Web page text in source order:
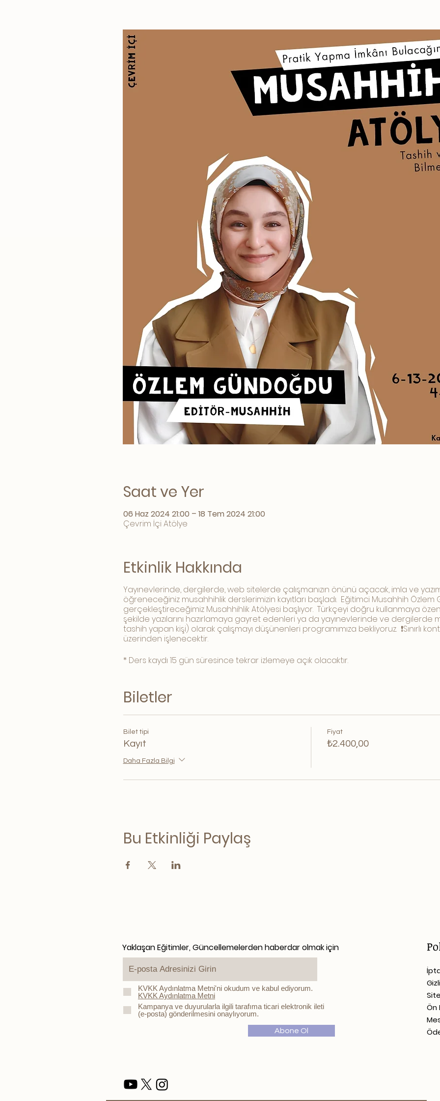
Saat ve Yer
06 Haz 2024 21:00 – 18 Tem 2024 21:00
Çevrim İçi Atölye
Etkinlik Hakkında
Yayınevlerinde, dergilerde, web sitelerde çalışmanızın önünü açacak, imla ve
öğreneceğiniz musahhihlik derslerimizin kayıtları başladı. Eğitimci Musahhih
gerçekleştireceğimiz Musahhihlik Atölyesi başlıyor. Türkçeyi doğru kullanmaya
şekilde yazılarını hazırlamaya gayret edenleri ya da yayınevlerinde ve dergilerde
tashih yapan kişi) olarak çalışmayı düşünenleri programımıza bekliyoruz. ❗Sınırlı
üzerinden işlenecektir.
* Ders kaydı 15 gün süresince tekrar izlemeye açık olacaktır.
Biletler
Bilet tipi
Kayıt
Daha Fazla Bilgi
Fiyat
₺2.400,00
Bu Etkinliği Paylaş
Yaklaşan Eğitimler, Güncellemelerden haberdar olmak için
KVKK Aydınlatma Metni'ni okudum ve kabul ediyorum.
KVKK Aydınlatma Metni
Kampanya ve duyurularla ilgili tarafıma ticari elektronik ileti
(e-posta) gönderilmesini onaylıyorum.
Abone Ol
Ön